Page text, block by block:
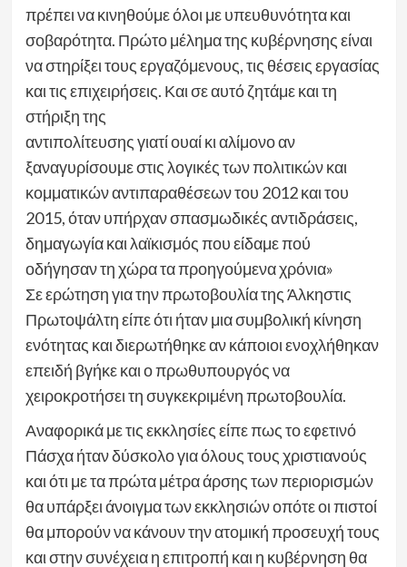
πρέπει να κινηθούμε όλοι με υπευθυνότητα και
σοβαρότητα. Πρώτο μέλημα της κυβέρνησης είναι
να στηρίξει τους εργαζόμενους, τις θέσεις εργασίας
και τις επιχειρήσεις. Και σε αυτό ζητάμε και τη
στήριξη της
αντιπολίτευσης γιατί ουαί κι αλίμονο αν
ξαναγυρίσουμε στις λογικές των πολιτικών και
κομματικών αντιπαραθέσεων του 2012 και του
2015, όταν υπήρχαν σπασμωδικές αντιδράσεις,
δημαγωγία και λαϊκισμός που είδαμε πού
οδήγησαν τη χώρα τα προηγούμενα χρόνια»
Σε ερώτηση για την πρωτοβουλία της Άλκηστις
Πρωτοψάλτη είπε ότι ήταν μια συμβολική κίνηση
ενότητας και διερωτήθηκε αν κάποιοι ενοχλήθηκαν
επειδή βγήκε και ο πρωθυπουργός να
χειροκροτήσει τη συγκεκριμένη πρωτοβουλία.
Αναφορικά με τις εκκλησίες είπε πως το εφετινό
Πάσχα ήταν δύσκολο για όλους τους χριστιανούς
και ότι με τα πρώτα μέτρα άρσης των περιορισμών
θα υπάρξει άνοιγμα των εκκλησιών οπότε οι πιστοί
θα μπορούν να κάνουν την ατομική προσευχή τους
και στην συνέχεια η επιτροπή και η κυβέρνηση θα